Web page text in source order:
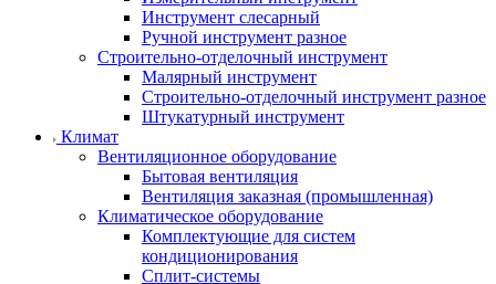
Инструмент слесарный
Ручной инструмент разное
Строительно-отделочный инструмент
Малярный инструмент
Строительно-отделочный инструмент разное
Штукатурный инструмент
Климат
Вентиляционное оборудование
Бытовая вентиляция
Вентиляция заказная (промышленная)
Климатическое оборудование
Комплектующие для систем
кондиционирования
Сплит-системы